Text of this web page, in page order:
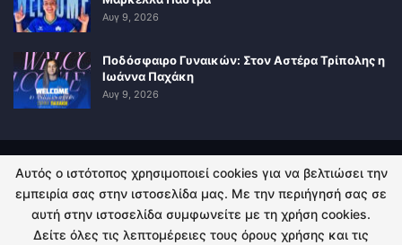
Αυγ 9, 2026
Ποδόσφαιρο Γυναικών: Στον Αστέρα Τρίπολης η
Ιωάννα Παχάκη
Αυγ 9, 2026
ΠΟΛΙΤΙΚΗ ΑΠΟΡΡΗΤΟΥ ΕΠΙΚΟΙΝΩΝΙΑ
© 2026 - Kingsport.gr. All Rights Reserved.
Αυτός ο ιστότοπος χρησιμοποιεί cookies για να βελτιώσει την
εμπειρία σας στην ιστοσελίδα μας. Με την περιήγησή σας σε
αυτή στην ιστοσελίδα συμφωνείτε με τη χρήση cookies.
Δείτε όλες τις λεπτομέρειες τους όρους χρήσης και τις